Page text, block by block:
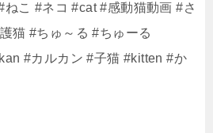
こ #ネコ #cat #感動猫動画 #さ
猫 #ちゅ～る #ちゅーる
#カルカン #子猫 #kitten #か